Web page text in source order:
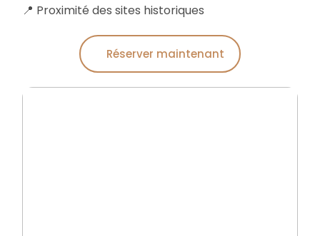
📍 Proximité des sites historiques
Réserver maintenant